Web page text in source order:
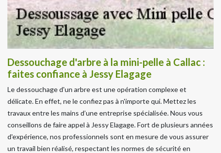
Dessouchage d'arbre à la mini-pelle à Callac :
faites confiance à Jessy Elagage
Le dessouchage d'un arbre est une opération complexe et
délicate. En effet, ne le confiez pas à n'importe qui. Mettez les
travaux entre les mains d’une entreprise spécialisée. Nous vous
conseillons de faire appel à Jessy Elagage. Fort de plusieurs années
d'expérience, nos professionnels sont en mesure de vous assurer
un travail bien réalisé, respectant les normes de sécurité en